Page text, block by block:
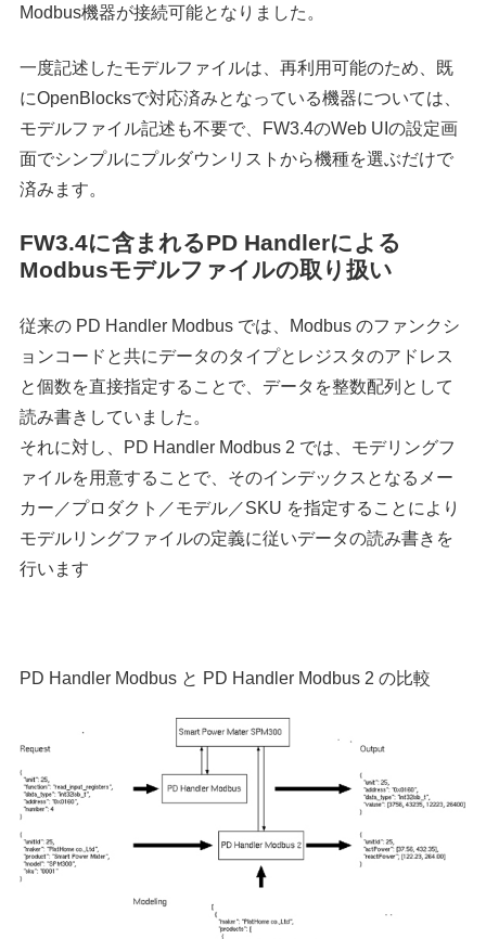
Modbus機器が接続可能となりました。
一度記述したモデルファイルは、再利用可能のため、既
にOpenBlocksで対応済みとなっている機器については、
モデルファイル記述も不要で、FW3.4のWeb UIの設定画
面でシンプルにプルダウンリストから機種を選ぶだけで
済みます。
FW3.4に含まれるPD Handlerによる
Modbusモデルファイルの取り扱い
従来の PD Handler Modbus では、Modbus のファンクシ
ョンコードと共にデータのタイプとレジスタのアドレス
と個数を直接指定することで、データを整数配列として
読み書きしていました。
それに対し、PD Handler Modbus 2 では、モデリングフ
ァイルを用意することで、そのインデックスとなるメー
カー／プロダクト／モデル／SKU を指定することにより
モデルリングファイルの定義に従いデータの読み書きを
行います
PD Handler Modbus と PD Handler Modbus 2 の比較